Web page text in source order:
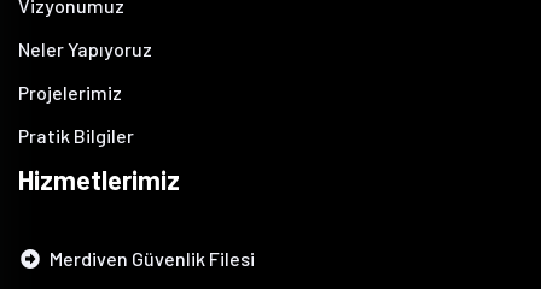
Vizyonumuz
Neler Yapıyoruz
Projelerimiz
Pratik Bilgiler
Hizmetlerimiz
Merdiven Güvenlik Filesi